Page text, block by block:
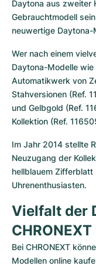
Daytona aus zweiter
Gebrauchtmodell
neuwertige Daytona-
Wer nach einem
Daytona-Modelle
Automatikwerk von
Stahversionen (Ref.
und Gelbgold (Ref.
Kollektion (Ref.
Im Jahr 2014 stellte
Neuzugang der
hellblauem
Uhrenenthusiasten.
Vielfalt der
Bei CHRONEXT
Modellen online